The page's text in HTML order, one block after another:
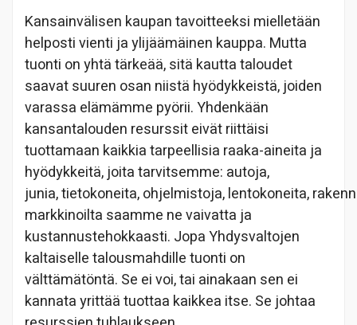
Kansainvälisen kaupan tavoitteeksi mielletään
helposti vienti ja ylijäämäinen kauppa. Mutta
tuonti on yhtä tärkeää, sitä kautta taloudet
saavat suuren osan niistä hyödykkeistä, joiden
varassa elämämme pyörii. Yhdenkään
kansantalouden resurssit eivät riittäisi
tuottamaan kaikkia tarpeellisia raaka-aineita ja
hyödykkeitä, joita tarvitsemme: autoja,
junia, tietokoneita, ohjelmistoja, lentokoneita,
markkinoilta saamme ne vaivatta ja
kustannustehokkaasti. Jopa Yhdysvaltojen
kaltaiselle talousmahdille tuonti on
välttämätöntä. Se ei voi, tai ainakaan sen ei
kannata yrittää tuottaa kaikkea itse. Se johtaa